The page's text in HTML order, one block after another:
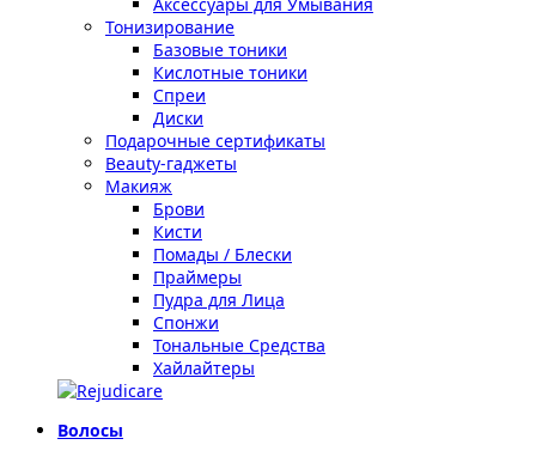
Тонизирование
Базовые тоники
Кислотные тоники
Спреи
Диски
Подарочные сертификаты
Beauty-гаджеты
Макияж
Брови
Кисти
Помады / Блески
Праймеры
Пудра для Лица
Спонжи
Тональные Средства
Хайлайтеры
Волосы